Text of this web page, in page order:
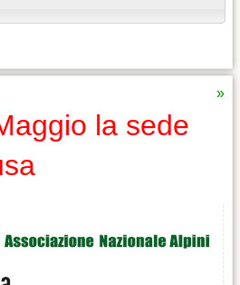
»
la sede